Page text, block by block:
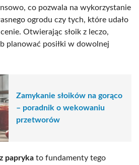
co pozwala na wykorzystanie
ogrodu czy tych, które udało
Otwierając słoik z leczo,
planować posiłki w dowolnej
Zamykanie słoików na gorąco
– poradnik o wekowaniu
przetworów
papryka to fundamenty tego